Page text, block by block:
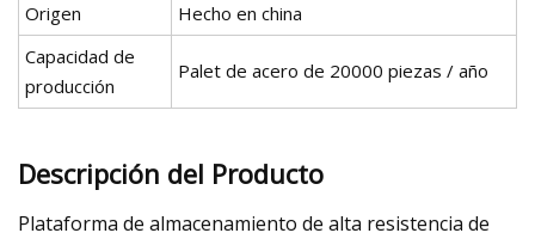
Origen
Hecho en china
Capacidad de
producción
Palet de acero de 20000 piezas / año
Descripción del Producto
Plataforma de almacenamiento de alta resistencia de